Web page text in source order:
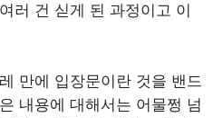
러 건 싣게 된 과정이고 이
만에 입장문이란 것을 밴드
내용에 대해서는 어물쩡 넘